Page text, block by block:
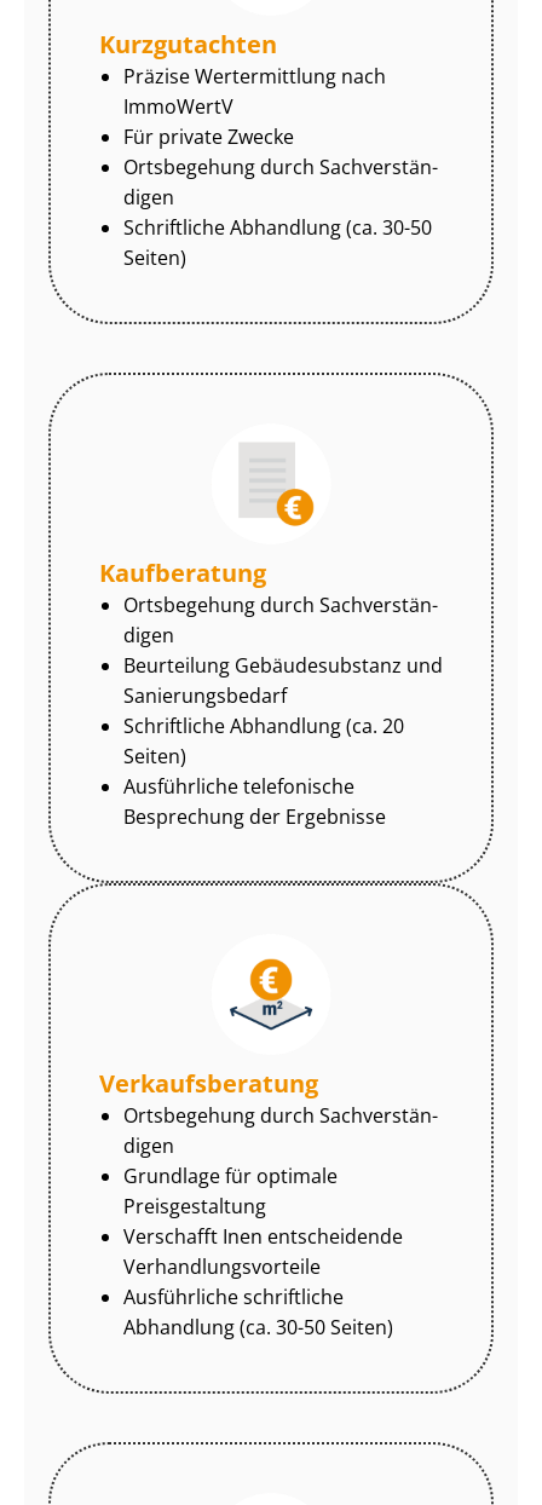
Kurzgutachten
Präzise Wertermittlung nach
ImmoWertV
Für private Zwecke
Ortsbegehung durch Sach­ver­stän­
di­gen
Schriftliche Abhandlung (ca. 30-50
Seiten)
Kaufberatung
Ortsbegehung durch Sach­ver­stän­
di­gen
Beurteilung Gebäudesubstanz und
Sa­nie­rungs­be­darf
Schriftliche Abhandlung (ca. 20
Seiten)
Ausführliche telefonische
Besprechung der Ergebnisse
Ver­kaufs­be­ra­tung
Ortsbegehung durch Sach­ver­stän­
di­gen
Grundlage für optimale
Preisgestaltung
Verschafft Inen entscheidende
Ver­hand­lungs­vor­tei­le
Ausführliche schriftliche
Abhandlung (ca. 30-50 Seiten)